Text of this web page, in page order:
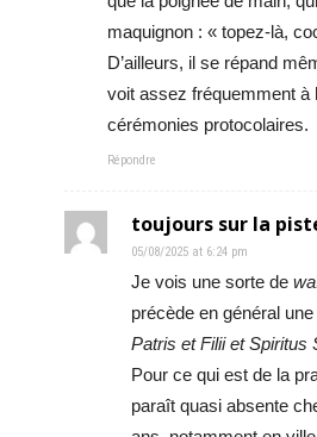
maquignon : « topez-là,
D’ailleurs, il se répand
voit assez fréquemment à
cérémonies protocolaires.
Répondre
toujours sur la
05/08/2025 at 6:24 pm
Je vois une sorte de
précède en général
Patris et Filii et Spiritus
Pour ce qui est de la
paraît quasi absente